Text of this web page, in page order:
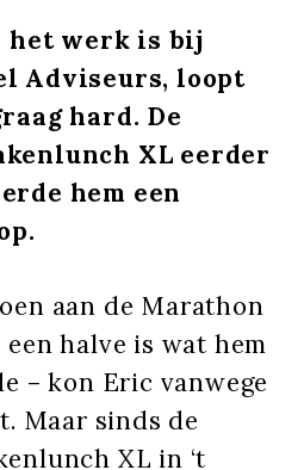
het werk is bij
Adviseurs, loopt
hard. De
XL eerder
hem een
aan de Marathon
halve is wat hem
– kon Eric vanwege
Maar sinds de
XL in ‘t